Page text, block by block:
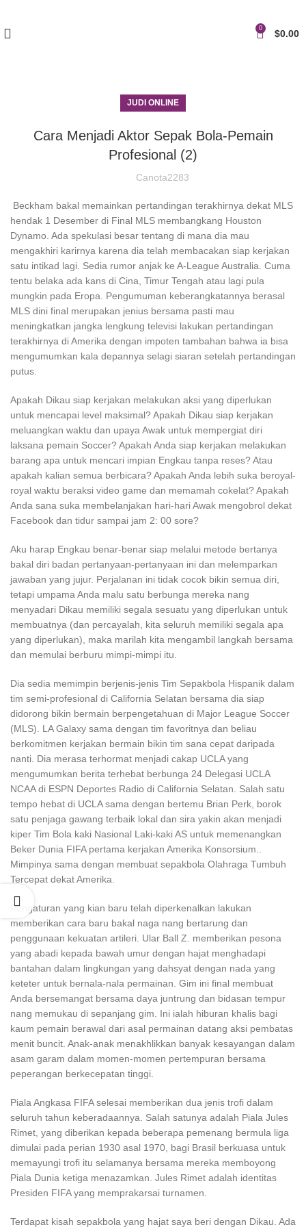
0 $0.00
JUDI ONLINE
Cara Menjadi Aktor Sepak Bola-Pemain
Profesional (2)
Canota2283
Beckham bakal memainkan pertandingan terakhirnya dekat MLS
hendak 1 Desember di Final MLS membangkang Houston
Dynamo. Ada spekulasi besar tentang di mana dia mau
mengakhiri karirnya karena dia telah membacakan siap kerjakan
satu intikad lagi. Sedia rumor anjak ke A-League Australia. Cuma
tentu belaka ada kans di Cina, Timur Tengah atau lagi pula
mungkin pada Eropa. Pengumuman keberangkatannya berasal
MLS dini final merupakan jenius bersama pasti mau
meningkatkan jangka lengkung televisi lakukan pertandingan
terakhirnya di Amerika dengan impoten tambahan bahwa ia bisa
mengumumkan kala depannya selagi siaran setelah pertandingan
putus.
Apakah Dikau siap kerjakan melakukan aksi yang diperlukan
untuk mencapai level maksimal? Apakah Dikau siap kerjakan
meluangkan waktu dan upaya Awak untuk mempergiat diri
laksana pemain Soccer? Apakah Anda siap kerjakan melakukan
barang apa untuk mencari impian Engkau tanpa reses? Atau
apakah kalian semua berbicara? Apakah Anda lebih suka beroyal-
royal waktu beraksi video game dan memamah cokelat? Apakah
Anda sana suka membelanjakan hari-hari Awak mengobrol dekat
Facebook dan tidur sampai jam 2: 00 sore?
Aku harap Engkau benar-benar siap melalui metode bertanya
bakal diri badan pertanyaan-pertanyaan ini dan melemparkan
jawaban yang jujur. Perjalanan ini tidak cocok bikin semua diri,
tetapi umpama Anda malu satu berbunga mereka nang
menyadari Dikau memiliki segala sesuatu yang diperlukan untuk
membuatnya (dan percayalah, kita seluruh memiliki segala apa
yang diperlukan), maka marilah kita mengambil langkah bersama
dan memulai berburu mimpi-mimpi itu.
Dia sedia memimpin berjenis-jenis Tim Sepakbola Hispanik dalam
tim semi-profesional di California Selatan bersama dia siap
didorong bikin bermain berpengetahuan di Major League Soccer
(MLS). LA Galaxy sama dengan tim favoritnya dan beliau
berkomitmen kerjakan bermain bikin tim sana cepat daripada
nanti. Dia merasa terhormat menjadi cakap UCLA yang
mengumumkan berita terhebat berbunga 24 Delegasi UCLA
NCAA di ESPN Deportes Radio di California Selatan. Salah satu
tempo hebat di UCLA sama dengan bertemu Brian Perk, borok
satu penjaga gawang terbaik lokal dan sira yakin akan menjadi
kiper Tim Bola kaki Nasional Laki-kaki AS untuk memenangkan
Beker Dunia FIFA pertama kerjakan Amerika Konsorsium..
Mimpinya sama dengan membuat sepakbola Olahraga Tumbuh
Tercepat dekat Amerika.
Pengaturan yang kian baru telah diperkenalkan lakukan
memberikan cara baru bakal naga nang bertarung dan
penggunaan kekuatan artileri. Ular Ball Z. memberikan pesona
yang abadi kepada bawah umur dengan hajat menghadapi
bantahan dalam lingkungan yang dahsyat dengan nada yang
keteter untuk bernala-nala permainan. Gim ini final membuat
Anda bersemangat bersama daya juntrung dan bidasan tempur
nang memukau di sepanjang gim. Ini ialah hiburan khalis bagi
kaum pemain berawal dari asal permainan datang aksi pembatas
menit buncit. Anak-anak menakhlikkan banyak kesayangan dalam
asam garam dalam momen-momen pertempuran bersama
peperangan berkecepatan tinggi.
Piala Angkasa FIFA selesai memberikan dua jenis trofi dalam
seluruh tahun keberadaannya. Salah satunya adalah Piala Jules
Rimet, yang diberikan kepada beberapa pemenang bermula liga
dimulai pada perian 1930 asal 1970, bagi Brasil berkuasa untuk
memayungi trofi itu selamanya bersama mereka memboyong
Piala Dunia ketiga menazamkan. Jules Rimet adalah identitas
Presiden FIFA yang memprakarsai turnamen.
Terdapat kisah sepakbola yang hajat saya beri dengan Dikau. Ada